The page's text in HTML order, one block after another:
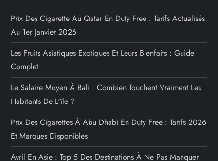
Prix Des Cigarette Au Qatar En Duty Free : Tarifs Actualisés
Au 1er Janvier 2026
Les Fruits Asiatiques Exotiques Et Leurs Bienfaits : Guide
Complet
Le Salaire Moyen À Bali : Combien Touchent Vraiment Les
Habitants De L'île ?
Prix Des Cigarettes À Abu Dhabi En Duty Free : Tarifs 2026
Et Marques Disponibles
Avril En Asie : Top 5 Des Destinations À Ne Pas Manquer